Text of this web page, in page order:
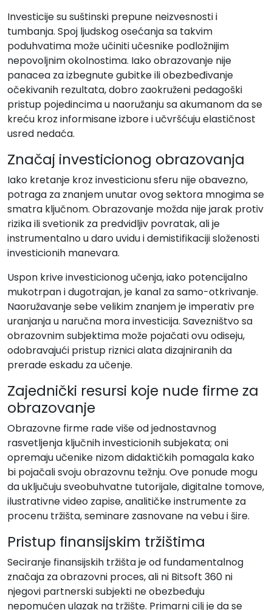
Investicije su suštinski prepune neizvesnosti i
tumbanja. Spoj ljudskog osećanja sa takvim
poduhvatima može učiniti učesnike podložnijim
nepovoljnim okolnostima. Iako obrazovanje nije
panacea za izbegnute gubitke ili obezbeđivanje
očekivanih rezultata, dobro zaokruženi pedagoški
pristup pojedincima u naoružanju sa akumanom da se
kreću kroz informisane izbore i učvršćuju elastičnost
usred nedaća.
Značaj investicionog obrazovanja
Iako kretanje kroz investicionu sferu nije obavezno,
potraga za znanjem unutar ovog sektora mnogima se
smatra ključnom. Obrazovanje možda nije jarak protiv
rizika ili svetionik za predvidljiv povratak, ali je
instrumentalno u daro uvidu i demistifikaciji složenosti
investicionih manevara.
Uspon krive investicionog učenja, iako potencijalno
mukotrpan i dugotrajan, je kanal za samo-otkrivanje.
Naoružavanje sebe velikim znanjem je imperativ pre
uranjanja u naručna mora investicija. Savezništvo sa
obrazovnim subjektima može pojačati ovu odiseju,
odobravajući pristup riznici alata dizajniranih da
prerade eskadu za učenje.
Zajednički resursi koje nude firme za
obrazovanje
Obrazovne firme rade više od jednostavnog
rasvetljenja ključnih investicionih subjekata; oni
opremaju učenike nizom didaktičkih pomagala kako
bi pojačali svoju obrazovnu težnju. Ove ponude mogu
da uključuju sveobuhvatne tutorijale, digitalne tomove,
ilustrativne video zapise, analitičke instrumente za
procenu tržišta, seminare zasnovane na vebu i šire.
Pristup finansijskim tržištima
Seciranje finansijskih tržišta je od fundamentalnog
značaja za obrazovni proces, ali ni Bitsoft 360 ni
njegovi partnerski subjekti ne obezbeđuju
nepomućen ulazak na tržište. Primarni cilj je da se